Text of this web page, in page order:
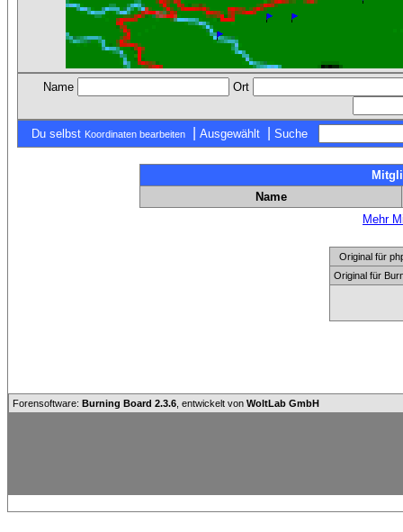
Name Ort
Du selbst Koordinaten bearbeiten Ausgewählt Suche
Name
Mehr
Original für
Original für
Forensoftware: Burning Board 2.3.6 , entwickelt von WoltLab GmbH